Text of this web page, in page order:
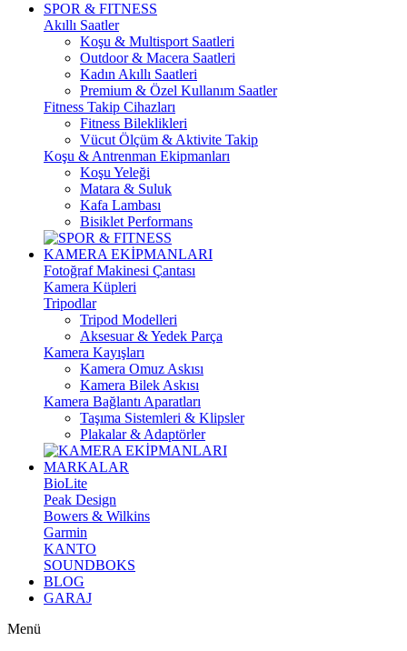
SPOR & FITNESS
Akıllı Saatler
Koşu & Multisport Saatleri
Outdoor & Macera Saatleri
Kadın Akıllı Saatleri
Premium & Özel Kullanım Saatler
Fitness Takip Cihazları
Fitness Bileklikleri
Vücut Ölçüm & Aktivite Takip
Koşu & Antrenman Ekipmanları
Koşu Yeleği
Matara & Suluk
Kafa Lambası
Bisiklet Performans
KAMERA EKİPMANLARI
Fotoğraf Makinesi Çantası
Kamera Küpleri
Tripodlar
Tripod Modelleri
Aksesuar & Yedek Parça
Kamera Kayışları
Kamera Omuz Askısı
Kamera Bilek Askısı
Kamera Bağlantı Aparatları
Taşıma Sistemleri & Klipsler
Plakalar & Adaptörler
MARKALAR
BioLite
Peak Design
Bowers & Wilkins
Garmin
KANTO
SOUNDBOKS
BLOG
GARAJ
Menü